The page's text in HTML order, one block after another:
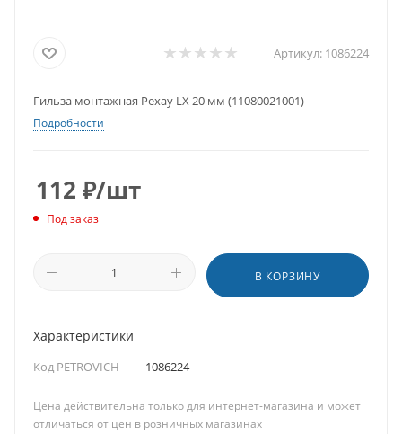
Артикул: 1086224
Гильза монтажная Рехау LX 20 мм (11080021001)
Подробности
112 ₽/шт
Под заказ
В КОРЗИНУ
Характеристики
Код PETROVICH — 1086224
Цена действительна только для интернет-магазина и может
отличаться от цен в розничных магазинах